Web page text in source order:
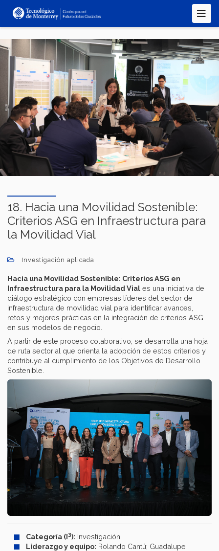
18. Hacia una Movilidad Sostenible:
Criterios ASG en Infraestructura para
la Movilidad Vial
Investigación aplicada
Hacia una Movilidad Sostenible: Criterios ASG en
Infraestructura para la Movilidad Vial es una iniciativa de
diálogo estratégico con empresas líderes del sector de
infraestructura de movilidad vial para identificar avances,
retos y mejores prácticas en la integración de criterios ASG
en sus modelos de negocio.
A partir de este proceso colaborativo, se desarrolla una hoja
de ruta sectorial que orienta la adopción de estos criterios y
contribuye al cumplimiento de los Objetivos de Desarrollo
Sostenible.
Categoría (I3): Investigación.
Liderazgo y equipo: Rolando Cantú; Guadalupe